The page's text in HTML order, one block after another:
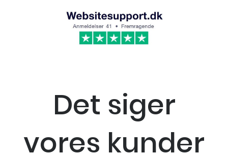
Det siger
vores kunder